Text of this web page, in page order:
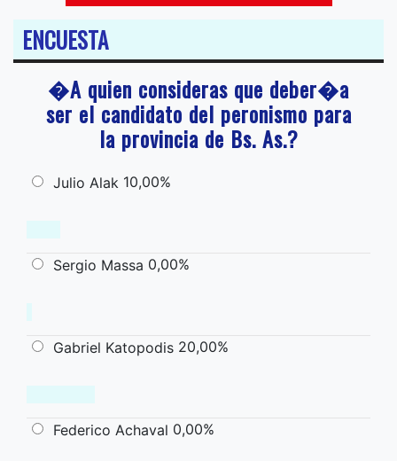
ENCUESTA
�A quien consideras que deber�a
ser el candidato del peronismo para
la provincia de Bs. As.?
Julio Alak 10,00%
Sergio Massa 0,00%
Gabriel Katopodis 20,00%
Federico Achaval 0,00%